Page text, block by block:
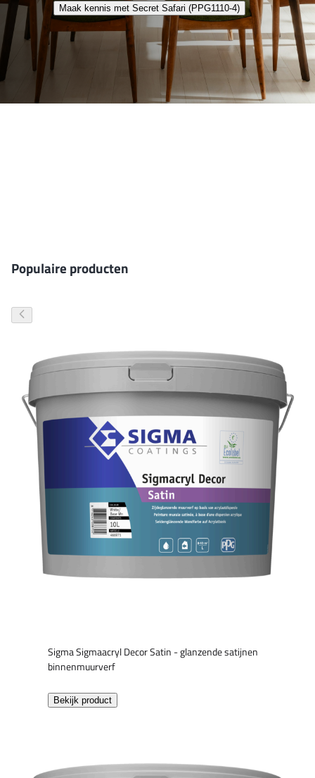
Maak kennis met Secret Safari (PPG1110-4)
Populaire producten
Sigma Sigmaacryl Decor Satin - glanzende satijnen
binnenmuurverf
Bekijk product